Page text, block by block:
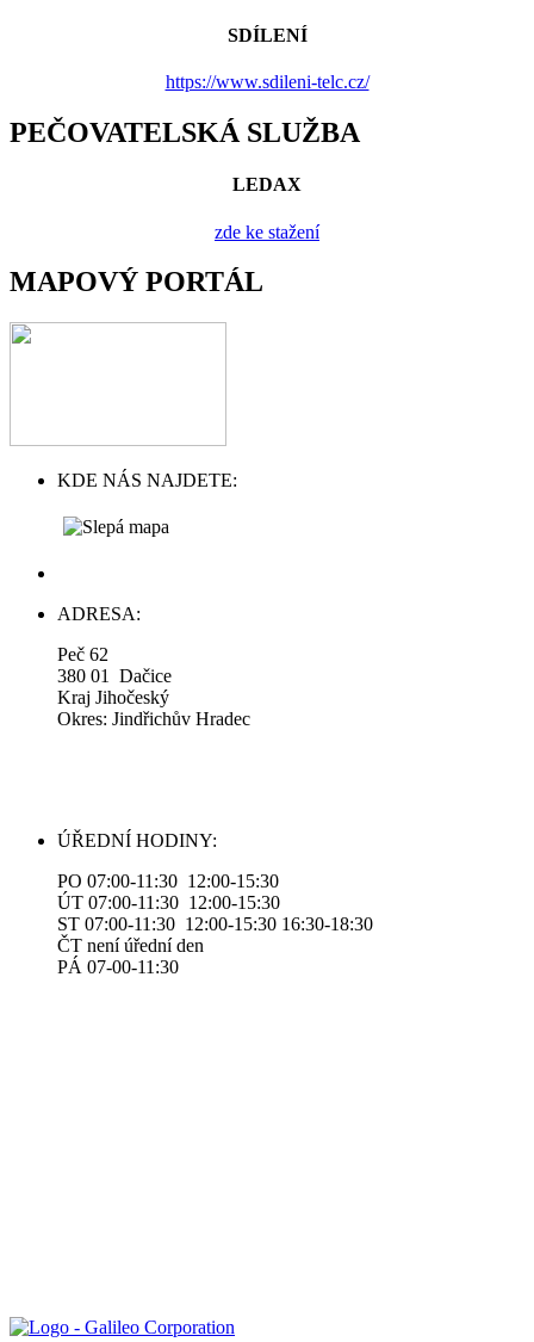
SDÍLENÍ
https://www.sdileni-telc.cz/
PEČOVATELSKÁ SLUŽBA
LEDAX
zde ke stažení
MAPOVÝ PORTÁL
KDE NÁS NAJDETE:
ADRESA:
Peč 62
380 01 Dačice
Kraj Jihočeský
Okres: Jindřichův Hradec
ÚŘEDNÍ HODINY:
PO 07:00-11:30 12:00-15:30
ÚT 07:00-11:30 12:00-15:30
ST 07:00-11:30 12:00-15:30 16:30-18:30
ČT není úřední den
PÁ 07-00-11:30